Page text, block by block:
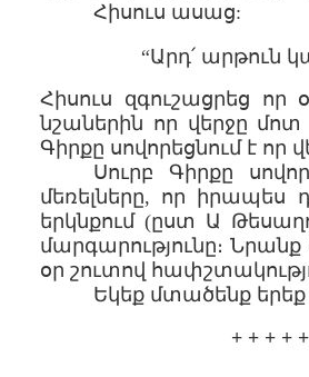
Հիսուս ասաց:
“Արդ՛ արթուն
Հիսուս զգուշացրեց որ
նշաներին որ վերջը
Գիրքը սովորեցնում է որ
Սուրբ Գիրքը
մեռելները, որ իրապես
երկնքում (ըստ Ա
մարգարությունը։
օր շուտով
Եկեք մտածենք
+ + + +